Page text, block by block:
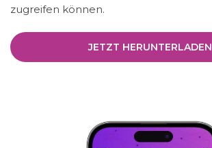
zugreifen können.
JETZT HERUNTERLADEN